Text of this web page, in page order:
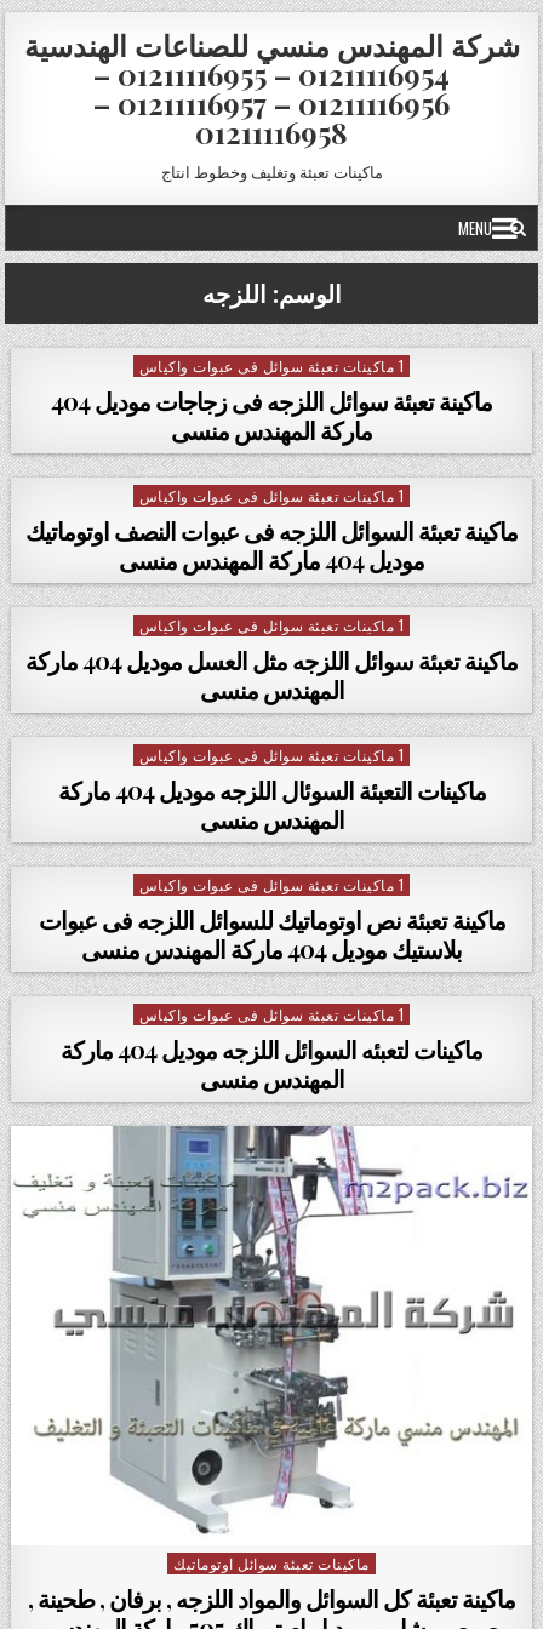
Skip to content
شركة المهندس منسي للصناعات الهندسية
01211116954 – 01211116955 –
01211116956 – 01211116957 –
01211116958
ماكينات تعبئة وتغليف وخطوط انتاج
MENU
الوسم: اللزجه
Posted in1 ماكينات تعبئة سوائل فى عبوات واكياس
ماكينة تعبئة سوائل اللزجه فى زجاجات موديل 404
ماركة المهندس منسى
Posted in1 ماكينات تعبئة سوائل فى عبوات واكياس
ماكينة تعبئة السوائل اللزجه فى عبوات النصف اوتوماتيك
موديل 404 ماركة المهندس منسى
Posted in1 ماكينات تعبئة سوائل فى عبوات واكياس
ماكينة تعبئة سوائل اللزجه مثل العسل موديل 404 ماركة
المهندس منسى
Posted in1 ماكينات تعبئة سوائل فى عبوات واكياس
ماكينات التعبئة السوئال اللزجه موديل 404 ماركة
المهندس منسى
Posted in1 ماكينات تعبئة سوائل فى عبوات واكياس
ماكينة تعبئة نص اوتوماتيك للسوائل اللزجه فى عبوات
بلاستيك موديل 404 ماركة المهندس منسى
Posted in1 ماكينات تعبئة سوائل فى عبوات واكياس
ماكينات لتعبئه السوائل اللزجه موديل 404 ماركة
المهندس منسى
Posted in
ماكينات تعبئة سوائل اوتوماتيك
ماكينة تعبئة كل السوائل والمواد اللزجه , برفان , طحينة ,